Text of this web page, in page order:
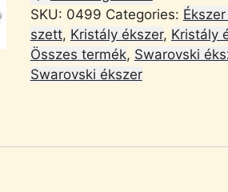
SKU: 0499 Categories:
szett, Kristály ékszer, Kristály
Összes termék, Swarovski
Swarovski ékszer